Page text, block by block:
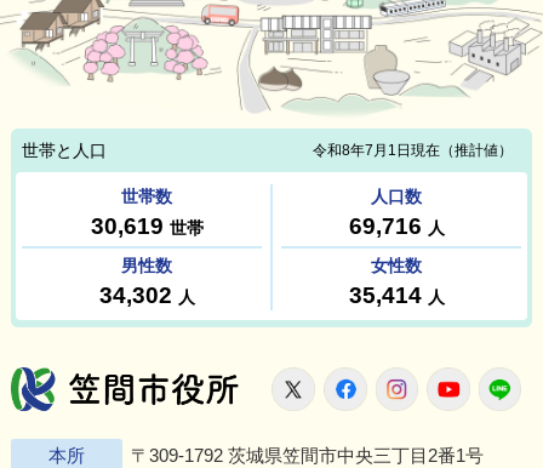
笠間市役所
X FacebookInstagram
本所 〒309-1792 茨城県笠間市中央三丁目2番1号